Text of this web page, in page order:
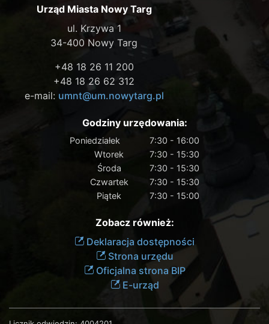
Urząd Miasta Nowy Targ
ul. Krzywa 1
34-400 Nowy Targ
+48 18 26 11 200
+48 18 26 62 312
e-mail: umnt@um.nowytarg.pl
Godziny urzędowania:
Poniedziałek
7:30 - 16:00
Wtorek
7:30 - 15:30
Środa
7:30 - 15:30
Czwartek
7:30 - 15:30
Piątek
7:30 - 15:00
Zobacz również:
Deklaracja dostępności
Strona urzędu
Oficjalna strona BIP
E-urząd